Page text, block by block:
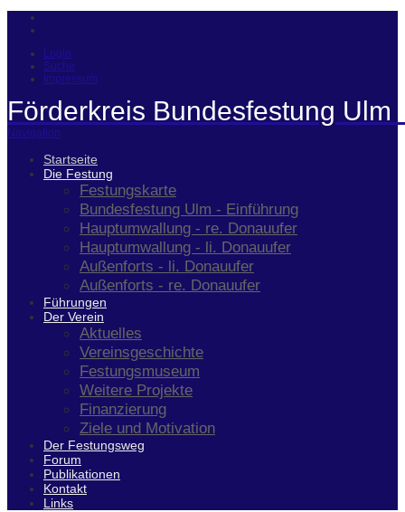
Login
Suche
Impressum
Förderkreis Bundesfestung Ulm
Navigation
Startseite
Die Festung
Festungskarte
Bundesfestung Ulm - Einführung
Hauptumwallung - re. Donauufer
Hauptumwallung - li. Donauufer
Außenforts - li. Donauufer
Außenforts - re. Donauufer
Führungen
Der Verein
Aktuelles
Vereinsgeschichte
Festungsmuseum
Weitere Projekte
Finanzierung
Ziele und Motivation
Der Festungsweg
Forum
Publikationen
Kontakt
Links